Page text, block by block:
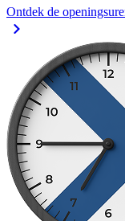
Ontdek de